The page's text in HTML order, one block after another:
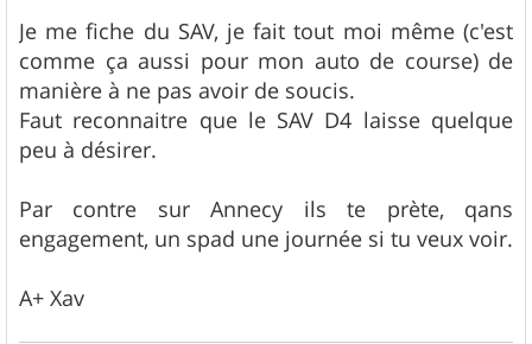
Je me fiche du SAV, je fait tout moi même (c'est
comme ça aussi pour mon auto de course) de
manière à ne pas avoir de soucis.
Faut reconnaitre que le SAV D4 laisse quelque
peu à désirer.
Par contre sur Annecy ils te prète, qans
engagement, un spad une journée si tu veux voir.
A+ Xav